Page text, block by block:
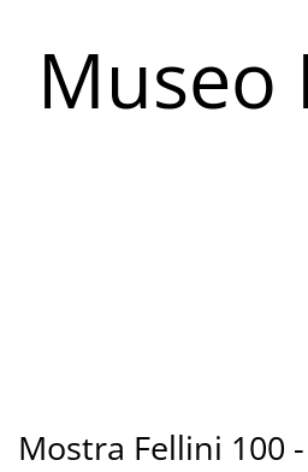
Museo
Mostra Fellini 100